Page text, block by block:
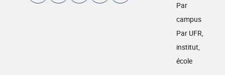
Par
campus
Par UFR,
institut,
école